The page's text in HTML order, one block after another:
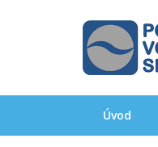
Úvod